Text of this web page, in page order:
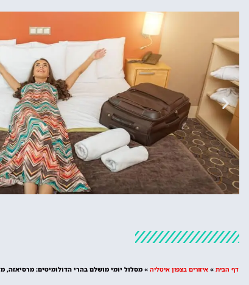
מלונות
מומלץ?
דף הבית » איזורים בצפון איטליה » מסלול יומי מושלם בהרי הדולומיטים: מרסיאזה,